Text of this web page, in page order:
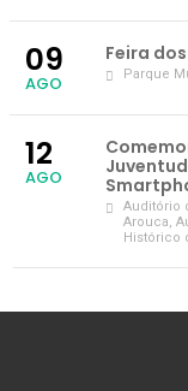
09
AGO
Feira
Parque
12
AGO
Auditório
Arouca,
Histórico